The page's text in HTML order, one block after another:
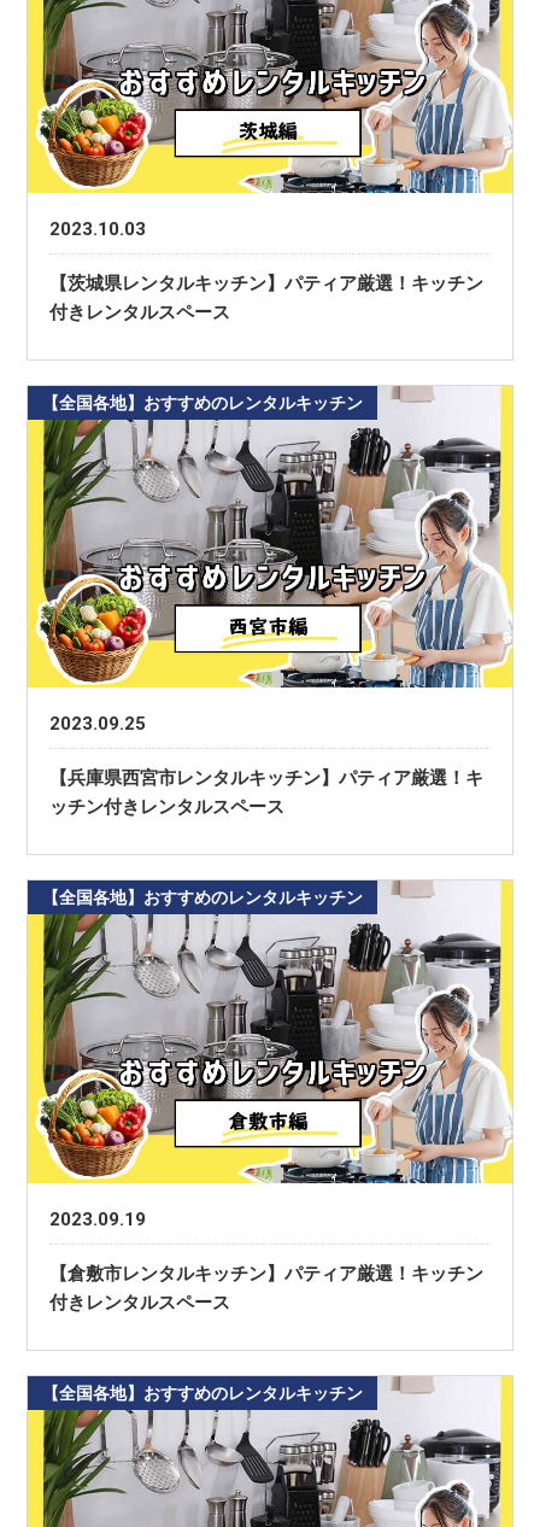
2023.10.03
【茨城県レンタルキッチン】パティア厳選！キッチン
付きレンタルスペース
【全国各地】おすすめのレンタルキッチン
2023.09.25
【兵庫県西宮市レンタルキッチン】パティア厳選！キ
ッチン付きレンタルスペース
【全国各地】おすすめのレンタルキッチン
2023.09.19
【倉敷市レンタルキッチン】パティア厳選！キッチン
付きレンタルスペース
【全国各地】おすすめのレンタルキッチン